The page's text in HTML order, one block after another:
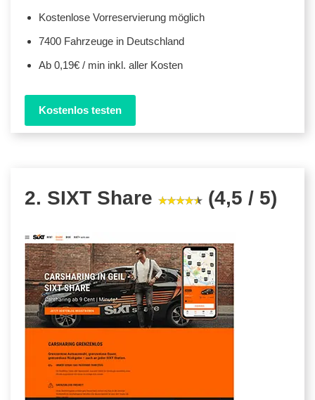
Kostenlose Vorreservierung möglich
7400 Fahrzeuge in Deutschland
Ab 0,19€ / min inkl. aller Kosten
Kostenlos testen
2. SIXT Share (4,5 / 5)